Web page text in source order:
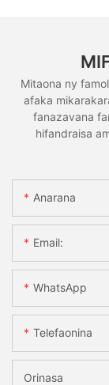
Mitaona ny
afaka
fanazavana
hifandraisa
Anarana
Email:
WhatsApp
Telefaonina
Orinasa